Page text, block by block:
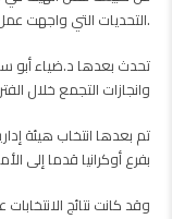
التحديات التي واجهت عمل التجمع خلال المرحلة الماضية.
تحدث بعدها د.ضياء أبو
وانجازات التجمع خلال
تم بعدها انتخاب هيئة
بفرع أوكرانيا قدما إلى
وقد كانت نتائج الانتخابات